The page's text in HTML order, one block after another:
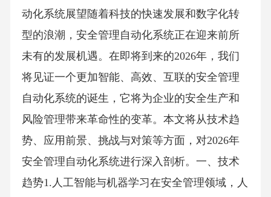
动化系统展望随着科技的快速发展和数字化转
型的浪潮，安全管理自动化系统正在迎来前所
未有的发展机遇。在即将到来的2026年，我们
将见证一个更加智能、高效、互联的安全管理
自动化系统的诞生，它将为企业的安全生产和
风险管理带来革命性的变革。本文将从技术趋
势、应用前景、挑战与对策等方面，对2026年
安全管理自动化系统进行深入剖析。一、技术
趋势1.人工智能与机器学习在安全管理领域，人